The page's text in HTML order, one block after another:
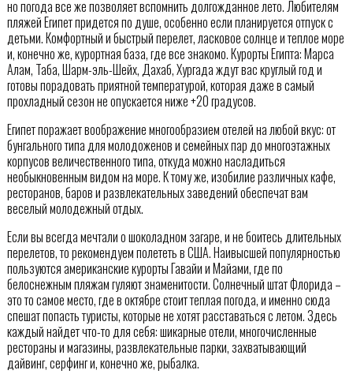
но погода все же позволяет вспомнить долгожданное лето. Любителям
пляжей Египет придется по душе, особенно если планируется отпуск с
детьми. Комфортный и быстрый перелет, ласковое солнце и теплое море
и, конечно же, курортная база, где все знакомо. Курорты Египта: Марса
Алам, Таба, Шарм-эль-Шейх, Дахаб, Хургада ждут вас круглый год и
готовы порадовать приятной температурой, которая даже в самый
прохладный сезон не опускается ниже +20 градусов.
Египет поражает воображение многообразием отелей на любой вкус: от
бунгального типа для молодоженов и семейных пар до многоэтажных
корпусов величественного типа, откуда можно насладиться
необыкновенным видом на море. К тому же, изобилие различных кафе,
ресторанов, баров и развлекательных заведений обеспечат вам
веселый молодежный отдых.
Если вы всегда мечтали о шоколадном загаре, и не боитесь длительных
перелетов, то рекомендуем полететь в США. Наивысшей популярностью
пользуются американские курорты Гавайи и Майами, где по
белоснежным пляжам гуляют знаменитости. Солнечный штат Флорида –
это то самое место, где в октябре стоит теплая погода, и именно сюда
спешат попасть туристы, которые не хотят расставаться с летом. Здесь
каждый найдет что-то для себя: шикарные отели, многочисленные
рестораны и магазины, развлекательные парки, захватывающий
дайвинг, серфинг и, конечно же, рыбалка.